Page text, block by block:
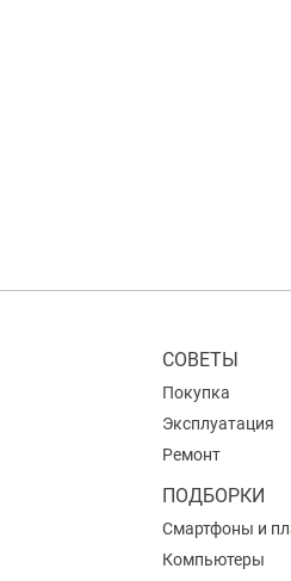
СОВЕТЫ
Покупка
Эксплуатация
Ремонт
ПОДБОРКИ
Смартфоны и
Компьютеры